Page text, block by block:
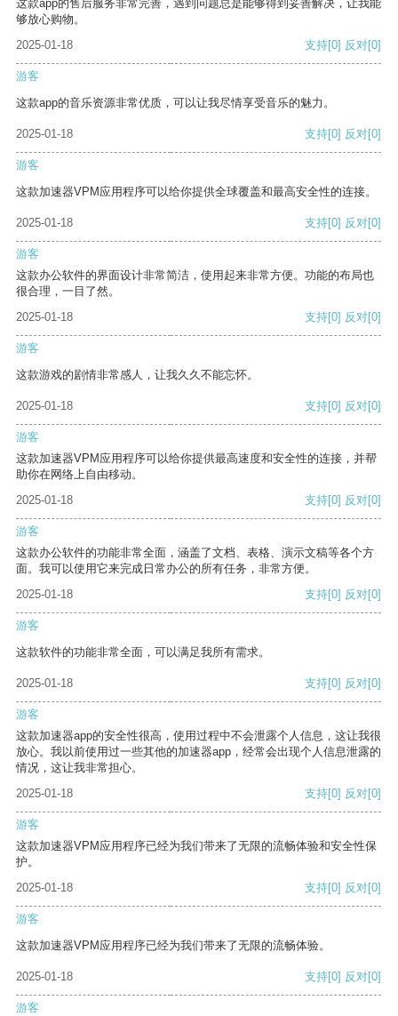
这款app的售后服务非常完善，遇到问题总是能够得到妥善解决，让我能
够放心购物。
2025-01-18
支持[0] 反对[0]
游客
这款app的音乐资源非常优质，可以让我尽情享受音乐的魅力。
2025-01-18 支持[0] 反对[0]
游客
这款加速器VPM应用程序可以给你提供全球覆盖和最高安全性的连接。
2025-01-18 支持[0] 反对[0]
游客
这款办公软件的界面设计非常简洁，使用起来非常方便。功能的布局也
很合理，一目了然。
2025-01-18
支持[0] 反对[0]
游客
这款游戏的剧情非常感人，让我久久不能忘怀。
2025-01-18 支持[0] 反对[0]
游客
这款加速器VPM应用程序可以给你提供最高速度和安全性的连接，并帮
助你在网络上自由移动。
2025-01-18
支持[0] 反对[0]
游客
这款办公软件的功能非常全面，涵盖了文档、表格、演示文稿等各个方
面。我可以使用它来完成日常办公的所有任务，非常方便。
2025-01-18
支持[0] 反对[0]
游客
这款软件的功能非常全面，可以满足我所有需求。
2025-01-18 支持[0] 反对[0]
游客
这款加速器app的安全性很高，使用过程中不会泄露个人信息，这让我很
放心。我以前使用过一些其他的加速器app，经常会出现个人信息泄露的
情况，这让我非常担心。
2025-01-18
支持[0] 反对[0]
游客
这款加速器VPM应用程序已经为我们带来了无限的流畅体验和安全性保
护。
2025-01-18
支持[0] 反对[0]
游客
这款加速器VPM应用程序已经为我们带来了无限的流畅体验。
2025-01-18 支持[0] 反对[0]
游客